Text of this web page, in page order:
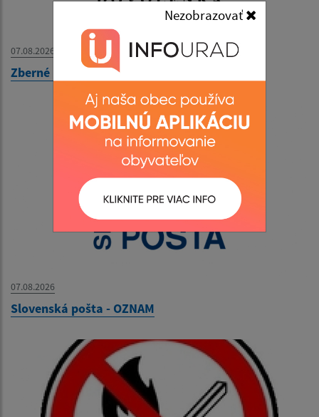
Nezobrazovať
07.08.2026
Zberné miesto - OZNAM
07.08.2026
Slovenská pošta - OZNAM